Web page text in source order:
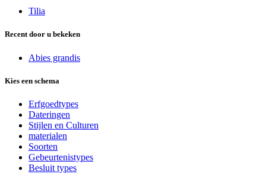
Tilia
Recent door u bekeken
Abies grandis
Kies een schema
Erfgoedtypes
Dateringen
Stijlen en Culturen
materialen
Soorten
Gebeurtenistypes
Besluit types